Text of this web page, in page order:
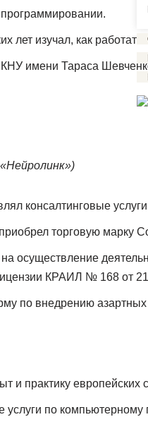
лет изучал, как
имени Тараса
консалтинговые
торговую марку
осуществление
КРАИЛ № 168 от
по внедрению
и практику
услуги по